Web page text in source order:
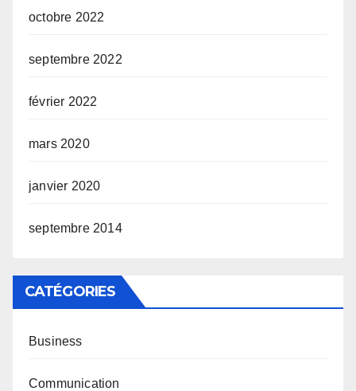
octobre 2022
septembre 2022
février 2022
mars 2020
janvier 2020
septembre 2014
CATÉGORIES
Business
Communication